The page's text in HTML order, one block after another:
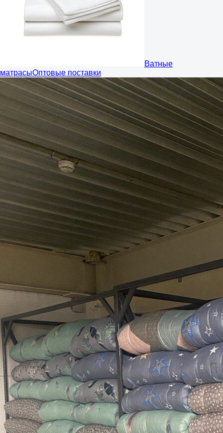
Ватные
матрасыОптовые поставки